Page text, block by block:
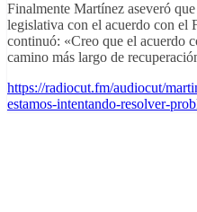
Finalmente Martínez aseveró
legislativa con el acuerdo con el
continuó: «Creo que el acuerdo
camino más largo de
https://radiocut.fm/audiocut/
estamos-intentando-resolver-